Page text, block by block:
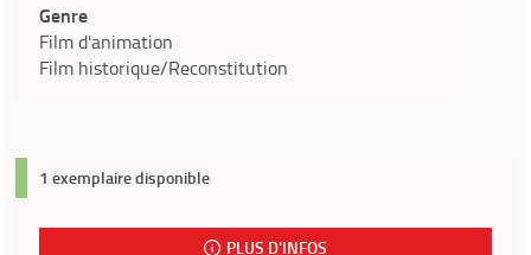
Genre
Film d'animation
Film historique/Reconstitution
1 exemplaire disponible
PLUS D'INFOS